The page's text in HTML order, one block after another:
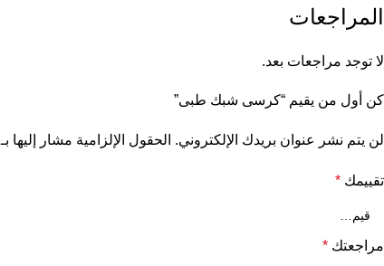
المراجعات
لا توجد مراجعات بعد.
كن أول من يقيم “كرسى شبك طبى”
لن يتم نشر عنوان بريدك الإلكتروني. الحقول الإلزامية مشار إليها بـ
تقييمك *
مراجعتك *